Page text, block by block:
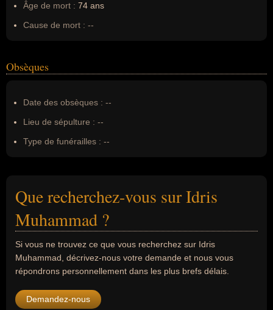
Âge de mort : 74 ans
Cause de mort : --
Obsèques
Date des obsèques : --
Lieu de sépulture : --
Type de funérailles : --
Que recherchez-vous sur Idris
Muhammad ?
Si vous ne trouvez ce que vous recherchez sur Idris
Muhammad, décrivez-nous votre demande et nous vous
répondrons personnellement dans les plus brefs délais.
Demandez-nous